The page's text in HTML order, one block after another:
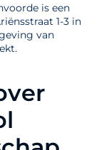
is een
1-3 in
van